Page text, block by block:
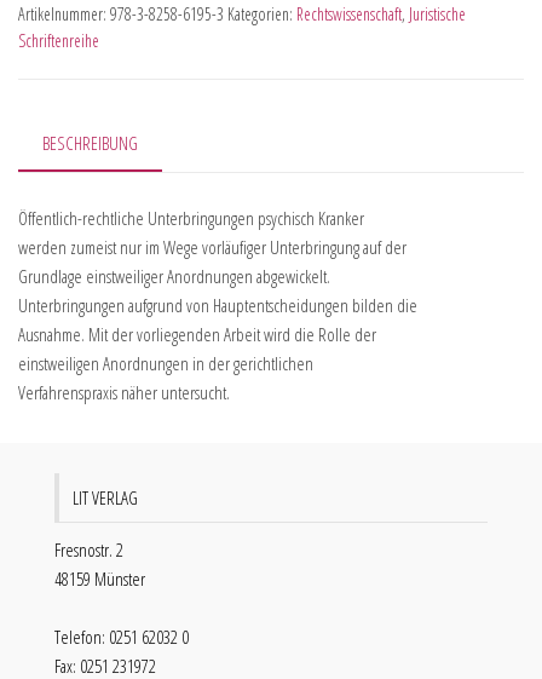
Artikelnummer: 978-3-8258-6195-3 Kategorien: Rechtswissenschaft, Juristische
Schriftenreihe
BESCHREIBUNG
Öffentlich-rechtliche Unterbringungen psychisch Kranker
werden zumeist nur im Wege vorläufiger Unterbringung auf der
Grundlage einstweiliger Anordnungen abgewickelt.
Unterbringungen aufgrund von Hauptentscheidungen bilden die
Ausnahme. Mit der vorliegenden Arbeit wird die Rolle der
einstweiligen Anordnungen in der gerichtlichen
Verfahrenspraxis näher untersucht.
LIT VERLAG
Fresnostr. 2
48159 Münster
Telefon: 0251 62032 0
Fax: 0251 231972